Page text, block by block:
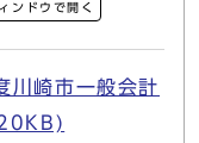
ンドウで開く
崎市一般会計